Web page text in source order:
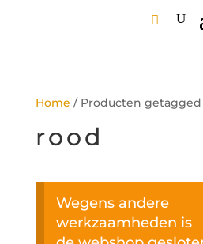
Home / Producten getagged
rood
Wegens andere
werkzaamheden is